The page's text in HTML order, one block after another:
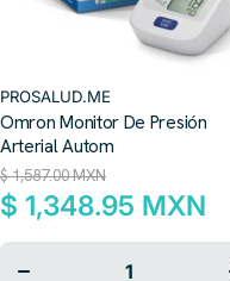
PROSALUD.ME
Omron Monitor De Presión
Arterial Autom
$ 1,587.00 MXN
$ 1,348.95 MXN
cantidad